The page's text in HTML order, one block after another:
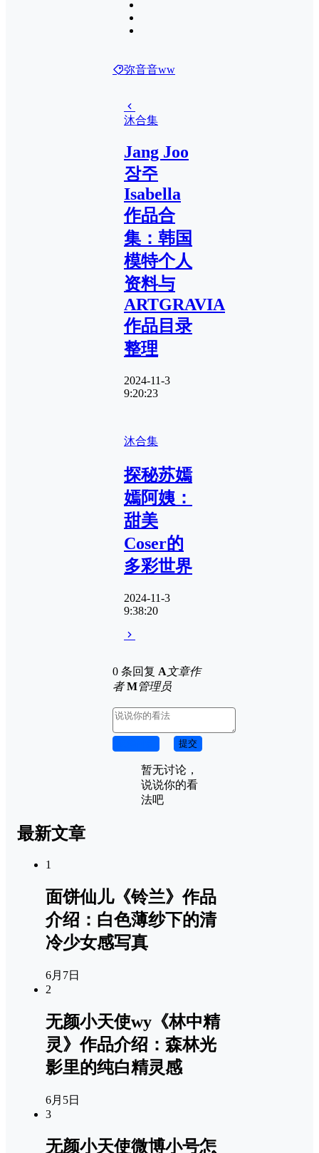
弥音音ww
沐合集
Jang Joo
장주
Isabella
作品合
集：韩国
模特个人
资料与
ARTGRAVIA
作品目录
整理
2024-11-3
9:20:23
沐合集
探秘苏嫣
嫣阿姨：
甜美
Coser的
多彩世界
2024-11-3
9:38:20
0 条回复 A文章作
者 M管理员
提交
暂无讨论，
说说你的看
法吧
最新文章
1
面饼仙儿《铃兰》作品
介绍：白色薄纱下的清
冷少女感写真
6月7日
2
无颜小天使wy《林中精
灵》作品介绍：森林光
影里的纯白精灵感
6月5日
3
无颜小天使微博小号怎